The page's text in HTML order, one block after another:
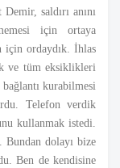
saldırı anını
için ortaya
için ordaydık. İhlas
ve tüm eksiklikleri
kurabilmesi
Telefon verdik
kullanmak istedi.
Bundan dolayı bize
Ben de kendisine